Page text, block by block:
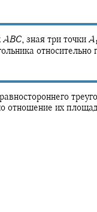
ABC, зная три точки A
отношение их